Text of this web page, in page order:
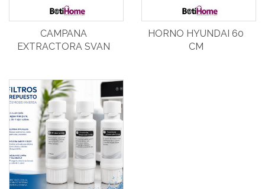
CAMPANA
EXTRACTORA SVAN
HORNO HYUNDAI 60
CM